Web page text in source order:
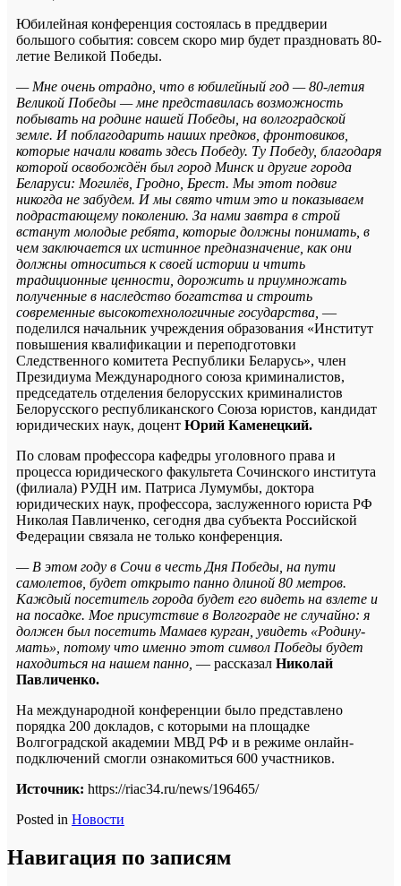
Юбилейная конференция состоялась в преддверии
большого события: совсем скоро мир будет праздновать 80-
летие Великой Победы.
— Мне очень отрадно, что в юбилейный год — 80-летия
Великой Победы — мне представилась возможность
побывать на родине нашей Победы, на волгоградской
земле. И поблагодарить наших предков, фронтовиков,
которые начали ковать здесь Победу. Ту Победу, благодаря
которой освобождён был город Минск и другие города
Беларуси: Могилёв, Гродно, Брест. Мы этот подвиг
никогда не забудем. И мы свято чтим это и показываем
подрастающему поколению. За нами завтра в строй
встанут молодые ребята, которые должны понимать, в
чем заключается их истинное предназначение, как они
должны относиться к своей истории и чтить
традиционные ценности, дорожить и приумножать
полученные в наследство богатства и строить
современные высокотехнологичные государства, —
поделился начальник учреждения образования «Институт
повышения квалификации и переподготовки
Следственного комитета Республики Беларусь», член
Президиума Международного союза криминалистов,
председатель отделения белорусских криминалистов
Белорусского республиканского Союза юристов, кандидат
юридических наук, доцент Юрий Каменецкий.
По словам профессора кафедры уголовного права и
процесса юридического факультета Сочинского института
(филиала) РУДН им. Патриса Лумумбы, доктора
юридических наук, профессора, заслуженного юриста РФ
Николая Павличенко, сегодня два субъекта Российской
Федерации связала не только конференция.
— В этом году в Сочи в честь Дня Победы, на пути
самолетов, будет открыто панно длиной 80 метров.
Каждый посетитель города будет его видеть на взлете и
на посадке. Мое присутствие в Волгограде не случайно: я
должен был посетить Мамаев курган, увидеть «Родину-
мать», потому что именно этот символ Победы будет
находиться на нашем панно, — рассказал Николай
Павличенко.
На международной конференции было представлено
порядка 200 докладов, с которыми на площадке
Волгоградской академии МВД РФ и в режиме онлайн-
подключений смогли ознакомиться 600 участников.
Источник: https://riac34.ru/news/196465/
Posted in Новости
Навигация по записям